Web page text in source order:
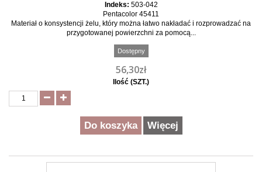
Indeks: 503-042
Pentacolor 45411
Materiał o konsystencji żelu, który można łatwo nakładać i rozprowadzać na
przygotowanej powierzchni za pomocą...
Dostępny
56,30zł
Ilość (SZT.)
Do koszyka Więcej